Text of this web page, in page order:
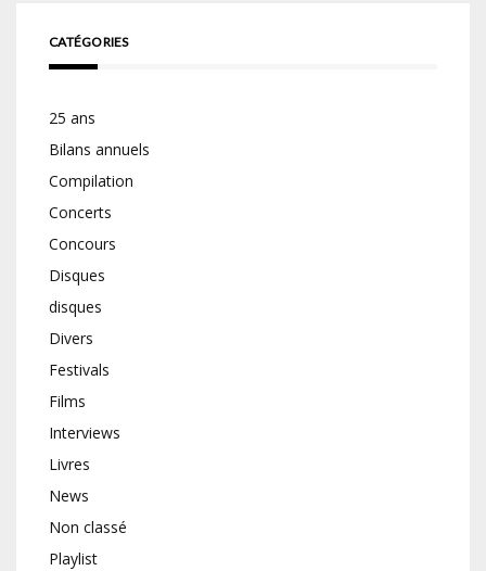
CATÉGORIES
25 ans
Bilans annuels
Compilation
Concerts
Concours
Disques
disques
Divers
Festivals
Films
Interviews
Livres
News
Non classé
Playlist